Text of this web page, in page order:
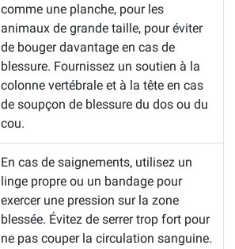
comme une planche, pour les
animaux de grande taille, pour éviter
de bouger davantage en cas de
blessure. Fournissez un soutien à la
colonne vertébrale et à la tête en cas
de soupçon de blessure du dos ou du
cou.
En cas de saignements, utilisez un
linge propre ou un bandage pour
exercer une pression sur la zone
blessée. Évitez de serrer trop fort pour
ne pas couper la circulation sanguine.